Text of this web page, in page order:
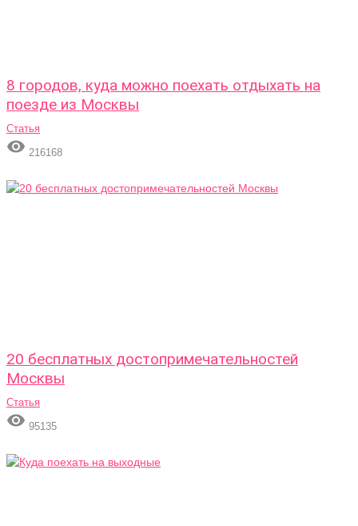
8 городов, куда можно поехать отдыхать на
поезде из Москвы
Статья
 216168
20 бесплатных достопримечательностей
Москвы
Статья
 95135